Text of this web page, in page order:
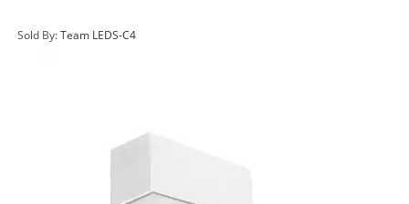
Sold By:Team LEDS-C4